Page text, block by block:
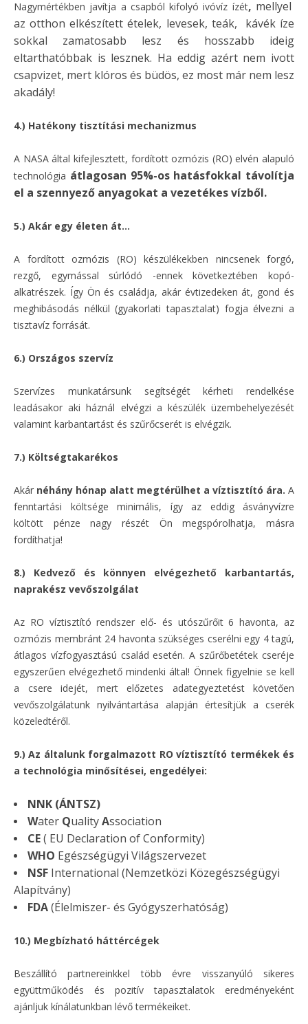
Nagymértékben javítja a csapból kifolyó ivóvíz ízét, mellyel
az otthon elkészített ételek, levesek, teák, kávék íze
sokkal zamatosabb lesz és hosszabb ideig
eltarthatóbbak is lesznek. Ha eddig azért nem ivott
csapvizet, mert klóros és büdös, ez most már nem lesz
akadály!
4.) Hatékony tisztítási mechanizmus
A NASA által kifejlesztett, fordított ozmózis (RO) elvén alapuló
technológia átlagosan 95%-os hatásfokkal távolítja
el a szennyező anyagokat a vezetékes vízből.
5.) Akár egy életen át...
A fordított ozmózis (RO) készülékekben nincsenek forgó,
rezgő, egymással súrlódó -ennek következtében kopó-
alkatrészek. Így Ön és családja, akár évtizedeken át, gond és
meghibásodás nélkül (gyakorlati tapasztalat) fogja élvezni a
tisztavíz forrását.
6.) Országos szervíz
Szervízes munkatársunk segítségét kérheti rendelkése
leadásakor aki háznál elvégzi a készülék üzembehelyezését
valamint karbantartást és szűrőcserét is elvégzik.
7.) Költségtakarékos
Akár néhány hónap alatt megtérülhet a víztisztító ára. A
fenntartási költsége minimális, így az eddig ásványvízre
költött pénze nagy részét Ön megspórolhatja, másra
fordíthatja!
8.) Kedvező és könnyen elvégezhető karbantartás,
naprakész vevőszolgálat
Az RO víztisztító rendszer elő- és utószűrőit 6 havonta, az
ozmózis membránt 24 havonta szükséges cserélni egy 4 tagú,
átlagos vízfogyasztású család esetén. A szűrőbetétek cseréje
egyszerűen elvégezhető mindenki által! Önnek figyelnie se kell
a csere idejét, mert előzetes adategyeztetést követően
vevőszolgálatunk nyilvántartása alapján értesítjük a cserék
közeledtéről.
9.) Az általunk forgalmazott RO víztisztító termékek és
a technológia minősítései, engedélyei:
NNK (ÁNTSZ)
Water QualityAssociation
CE( EU Declaration of Conformity)
WHO Egészségügyi Világszervezet
NSF International (Nemzetközi Közegészségügyi
Alapítvány)
FDA(Élelmiszer- és Gyógyszerhatóság)
10.) Megbízható háttércégek
Beszállító partnereinkkel több évre visszanyúló sikeres
együttműködés és pozitív tapasztalatok eredményeként
ajánljuk kínálatunkban lévő termékeiket.